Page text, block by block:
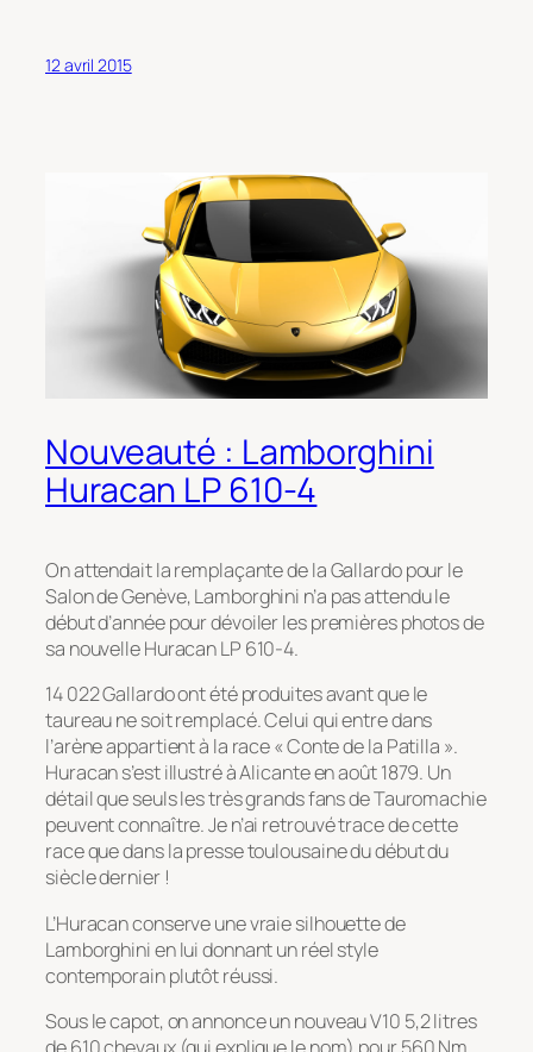
12 avril 2015
Nouveauté : Lamborghini
Huracan LP 610-4
On attendait la remplaçante de la Gallardo pour le
Salon de Genève, Lamborghini n’a pas attendu le
début d’année pour dévoiler les premières photos de
sa nouvelle Huracan LP 610-4.
14 022 Gallardo ont été produites avant que le
taureau ne soit remplacé. Celui qui entre dans
l’arène appartient à la race « Conte de la Patilla ».
Huracan s’est illustré à Alicante en août 1879. Un
détail que seuls les très grands fans de Tauromachie
peuvent connaître. Je n’ai retrouvé trace de cette
race que dans la presse toulousaine du début du
siècle dernier !
L’Huracan conserve une vraie silhouette de
Lamborghini en lui donnant un réel style
contemporain plutôt réussi.
Sous le capot, on annonce un nouveau V10 5,2 litres